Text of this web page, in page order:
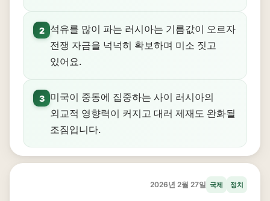
2
석유를 많이 파는 러시아는 기름값이 오르자
전쟁 자금을 넉넉히 확보하며 미소 짓고
있어요.
3
미국이 중동에 집중하는 사이 러시아의
외교적 영향력이 커지고 대러 제재도 완화될
조짐입니다.
2026년 2월 27일 국제 정치